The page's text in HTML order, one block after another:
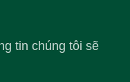
tin chúng tôi sẽ